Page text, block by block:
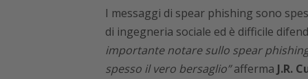
I messaggi di spear phishing sono
di ingegneria sociale ed è difficile
importante notare sullo spear
spesso il vero bersaglio”afferma J.R.